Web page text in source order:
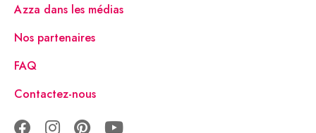
Azza dans les médias
Nos partenaires
FAQ
Contactez-nous